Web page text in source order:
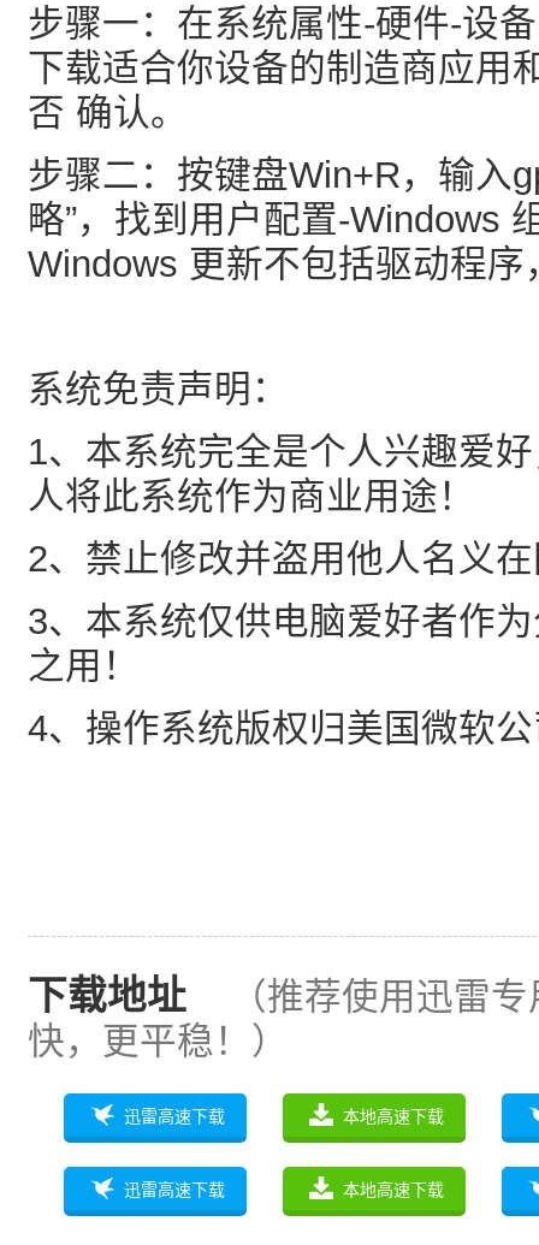
步骤一：在系统属性-硬件-设
下载适合你设备的制造商应用
否 确认。
步骤二：按键盘Win+R，输入
略”，找到用户配置-Windows
Windows 更新不包括驱动程序
系统免责声明：
1、本系统完全是个人兴趣爱
人将此系统作为商业用途！
2、禁止修改并盗用他人名义
3、本系统仅供电脑爱好者作
之用！
4、操作系统版权归美国微软
下载地址
（推荐使用迅雷专
快，更平稳！）
迅雷高速下载 本地高速下载
迅雷高速下载 本地高速下载